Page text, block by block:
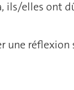
ils/elles ont
une